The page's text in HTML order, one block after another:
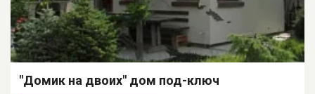
"Домик на двоих" дом под-ключ